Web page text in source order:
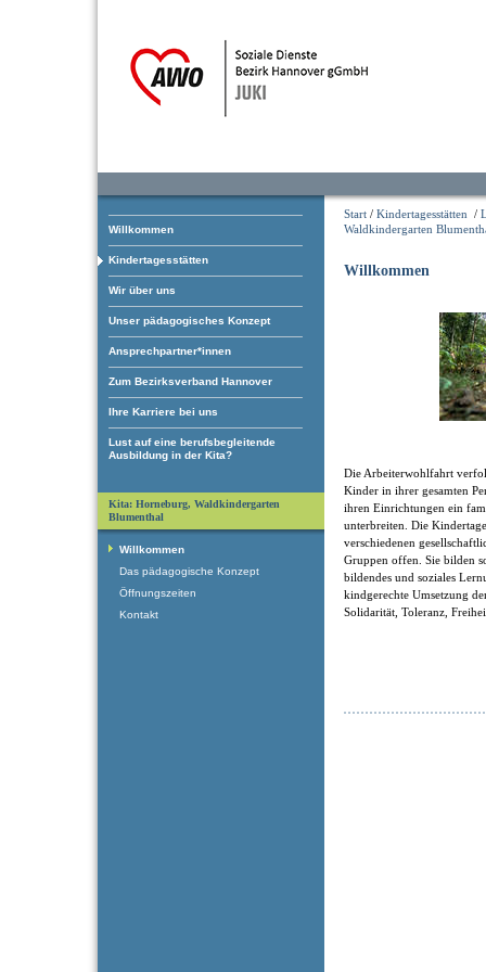
Willkommen
Kindertagesstätten
Wir über uns
Unser pädagogisches Konzept
Ansprechpartner*innen
Zum Bezirksverband Hannover
Ihre Karriere bei uns
Lust auf eine berufsbegleitende
Ausbildung in der Kita?
Start / Kindertagesstätten /
Waldkindergarten
Willkommen
Die Arbeiterwohlfahrt
Kinder in ihrer gesamten
ihren Einrichtungen ein
unterbreiten. Die
verschiedenen
Gruppen offen. Sie bilden
bildendes und soziales
kindgerechte Umsetzung
Solidarität, Toleranz,
Kita: Horneburg, Waldkindergarten
Blumenthal
Willkommen
Das pädagogische Konzept
Öffnungszeiten
Kontakt